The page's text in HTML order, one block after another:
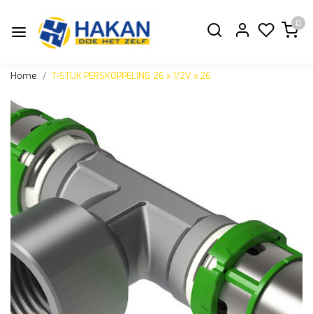
0
Home T-STUK PERSKOPPELING 26 x 1/2V x 26